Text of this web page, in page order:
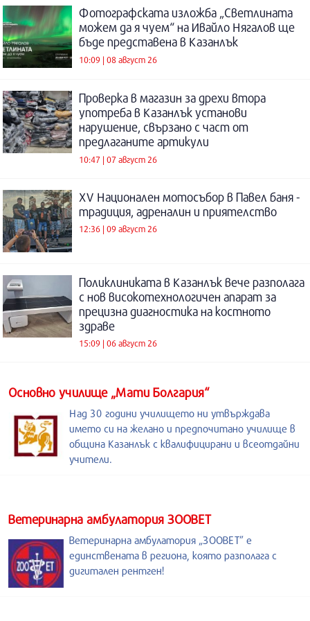
Фотографската изложба „Светлината
можем да я чуем“ на Ивайло Нягалов ще
бъде представена в Казанлък
10:09 | 08 август 26
Проверка в магазин за дрехи втора
употреба в Казанлък установи
нарушение, свързано с част от
предлаганите артикули
10:47 | 07 август 26
XV Национален мотосъбор в Павел баня -
традиция, адреналин и приятелство
12:36 | 09 август 26
Поликлиниката в Казанлък вече разполага
с нов високотехнологичен апарат за
прецизна диагностика на костното
здраве
15:09 | 06 август 26
Основно училище „Мати Болгария“
Над 30 години училището ни утвърждава
името си на желано и предпочитано училище в
община Казанлък с квалифицирани и всеотдайни
учители.
Ветеринарна амбулатория ЗООВЕТ
Ветеринарна амбулатория „ЗООВЕТ” е
единствената в региона, която разполага с
дигитален рентген!